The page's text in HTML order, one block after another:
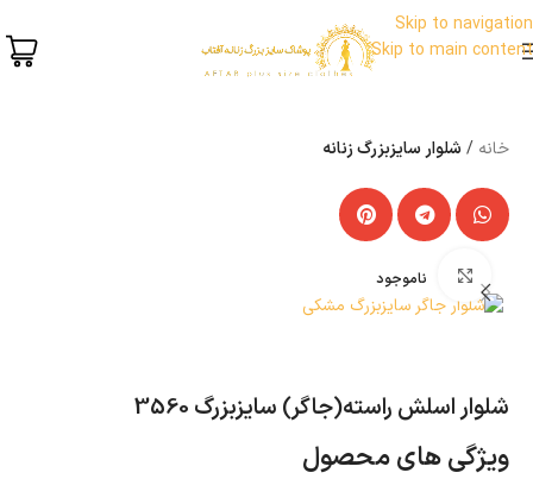
Skip to navigation
Skip to main content
خانه شلوار سایزبزرگ زنانه
ناموجود
بزرگنمایی تصویر
شلوار اسلش راسته(جاگر) سایزبزرگ 3560
ویژگی های محصول